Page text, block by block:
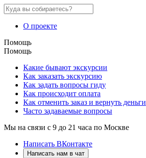
О проекте
Помощь
Помощь
Какие бывают экскурсии
Как заказать экскурсию
Как задать вопросы гиду
Как происходит оплата
Как отменить заказ и вернуть деньги
Часто задаваемые вопросы
Мы на связи с 9 до 21 часа по Москве
Написать ВКонтакте
Написать нам в чат